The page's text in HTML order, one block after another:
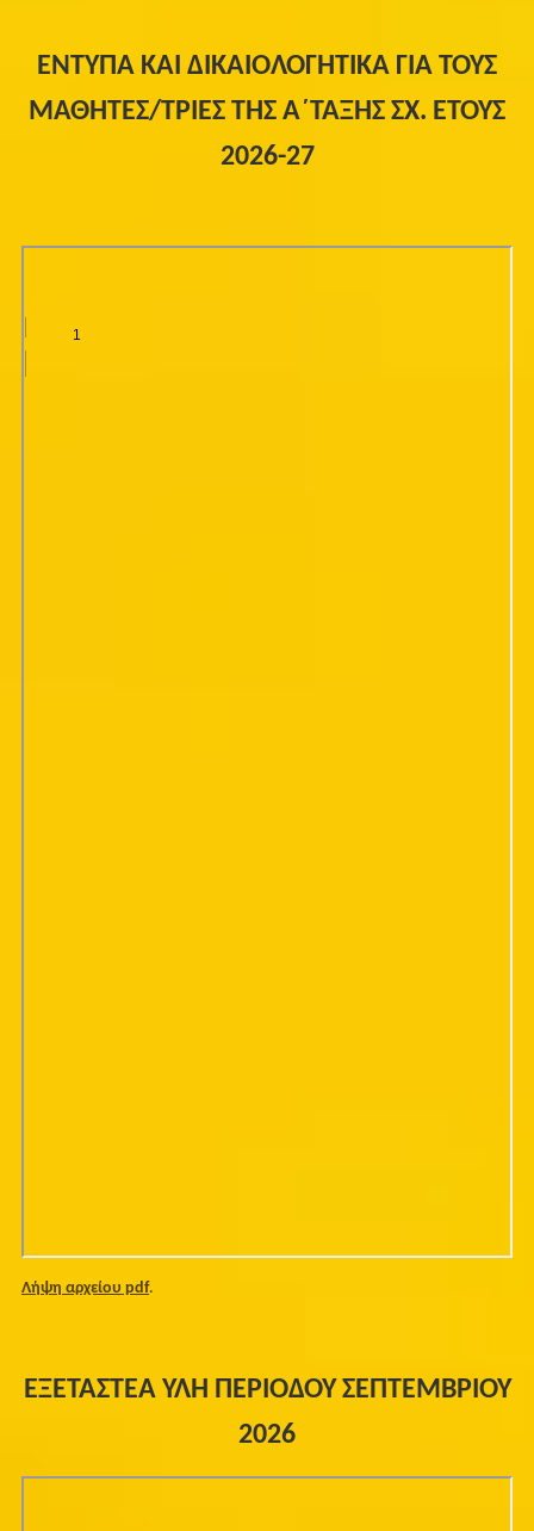
ΕΝΤΥΠΑ ΚΑΙ ΔΙΚΑΙΟΛΟΓΗΤΙΚΑ ΓΙΑ ΤΟΥΣ
ΜΑΘΗΤΕΣ/ΤΡΙΕΣ ΤΗΣ Α΄ΤΑΞΗΣ ΣΧ. ΕΤΟΥΣ
2026-27
Λήψη αρχείου pdf.
ΕΞΕΤΑΣΤΕΑ ΥΛΗ ΠΕΡΙΟΔΟΥ ΣΕΠΤΕΜΒΡΙΟΥ
2026